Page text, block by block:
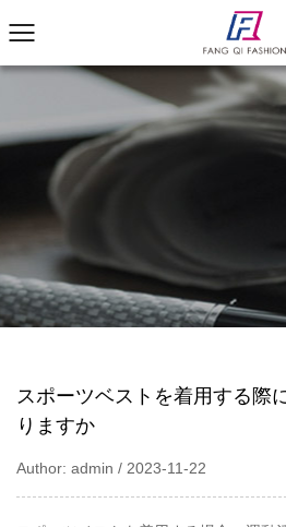
スポーツベストを着用する際
りますか
Author: admin / 2023-11-22